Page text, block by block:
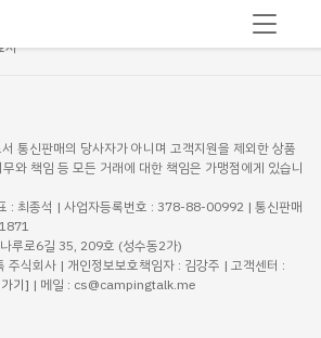
방침
시
통신판매의 당사자가 아니며 고객지원을 제외한 상품
와 책임 등 모든 거래에 대한 책임은 가맹점에게 있습니
: 최종석 | 사업자등록번호 : 378-88-00992 | 통신판매
루로6길 35, 209호 (성수동2가)
주식회사 | 개인정보보호책임자 : 김강주 | 고객센터 :
기] | 메일 : cs@campingtalk.me